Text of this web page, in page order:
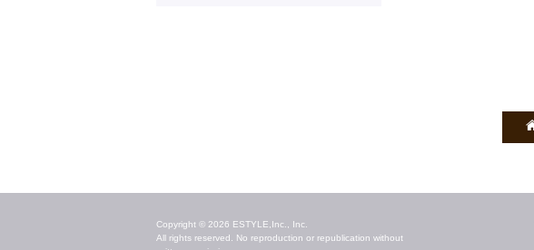
Copyright © 2026 ESTYLE,Inc., Inc.
All rights reserved. No reproduction or republication without